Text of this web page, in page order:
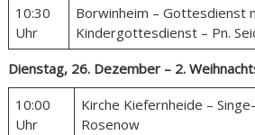
10:30
Uhr
Borwinheim – Gottesdienst
Kindergottesdienst – Pn.
Dienstag, 26. Dezember – 2.
10:00
Uhr
Kirche Kiefernheide –
Rosenow